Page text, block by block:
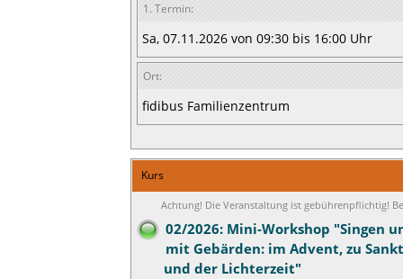
1. Termin:
Sa, 07.11.2026 von 09:30 bis 16:00 Uhr
Ort:
fidibus Familienzentrum
Kurs
Achtung! Die Veranstaltung ist gebührenpflichtig!
02/2026: Mini-Workshop "Singen
mit Gebärden: im Advent, zu
und der Lichterzeit"